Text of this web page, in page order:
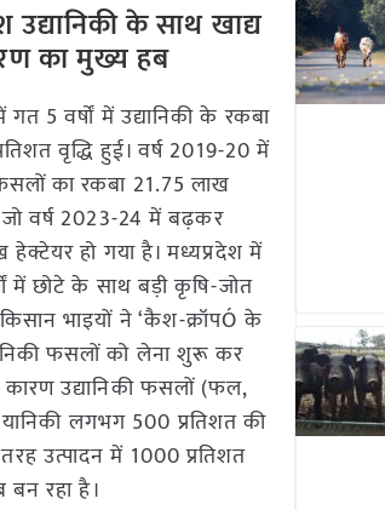
उद्यानिकी के साथ खाद्य
का मुख्य हब
गत 5 वर्षों में उद्यानिकी के रकबा
वृद्धि हुई। वर्ष 2019-20 में
का रकबा 21.75 लाख
वर्ष 2023-24 में बढ़कर
हेक्टेयर हो गया है। मध्यप्रदेश में
में छोटे के साथ बड़ी कृषि-जोत
भाइयों ने ‘कैश-क्रॉपÓ के
फसलों को लेना शुरू कर
कारण उद्यानिकी फसलों (फल,
लगभग 500 प्रतिशत की
उत्पादन में 1000 प्रतिशत
बन रहा है।